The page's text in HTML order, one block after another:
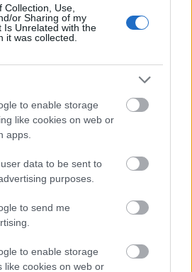
Use,
or Sharing of my
Is Unrelated with the
it was collected.
to enable storage
like cookies on web or
apps.
data to be sent to
purposes.
to send me
to enable storage
like cookies on web or